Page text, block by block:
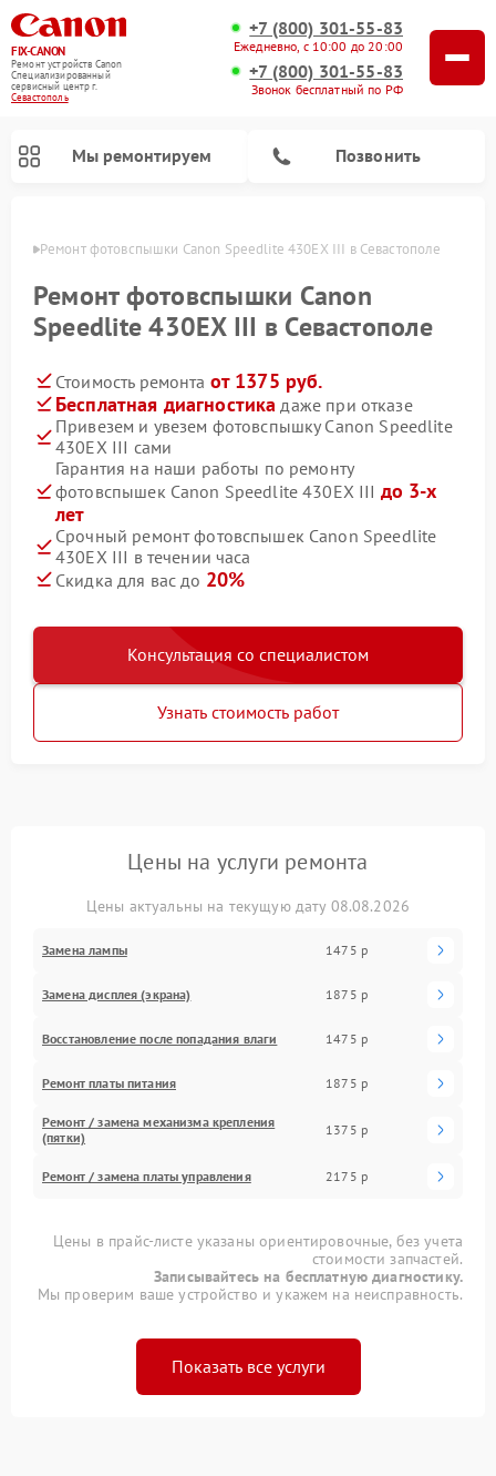
FIX-CANON
Ремонт устройств Canon
Специализированный
cервисный центр г.
Севастополь
+7 (800) 301-55-83
Ежедневно, с 10:00 до 20:00
+7 (800) 301-55-83
Звонок бесплатный по РФ
Мы ремонтируем Позвонить
Ремонт фотовспышки Canon Speedlite 430EX III в Севастополе
Ремонт фотовспышки Canon
Speedlite 430EX III в Севастополе
Стоимость ремонта от 1375 руб.
Бесплатная диагностика даже при отказе
Привезем и увезем фотовспышку Canon Speedlite
430EX III сами
Гарантия на наши работы по ремонту
фотовспышек Canon Speedlite 430EX III до 3-х
лет
Срочный ремонт фотовспышек Canon Speedlite
430EX III в течении часа
Скидка для вас до 20%
Консультация со специалистом
Узнать стоимость работ
Цены на услуги ремонта
Цены актуальны на текущую дату 08.08.2026
Замена лампы 1475 р
Замена дисплея (экрана) 1875 р
Восстановление после попадания влаги 1475 р
Ремонт платы питания 1875 р
Ремонт / замена механизма крепления
(пятки)
1375 р
Ремонт / замена платы управления 2175 р
Цены в прайс-листе указаны ориентировочные, без учета
стоимости запчастей.
Записывайтесь на бесплатную диагностику.
Мы проверим ваше устройство и укажем на неисправность.
Показать все услуги